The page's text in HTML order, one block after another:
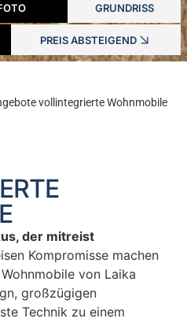
GRUNDRISS
PREIS ABSTEIGEND
vollintegrierte Wohnmobile
der mitreist
Kompromisse machen
von Laika
großzügigen
Technik zu einem